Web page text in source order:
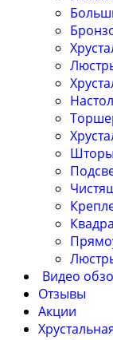
Шторы
Видео
Отзывы
Акции